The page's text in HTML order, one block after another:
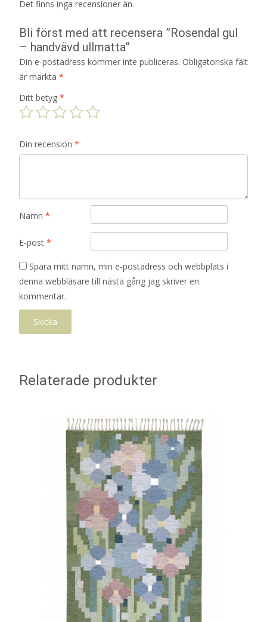
Det finns inga recensioner än.
Bli först med att recensera ”Rosendal gul
– handvävd ullmatta”
Din e-postadress kommer inte publiceras. Obligatoriska fält
är märkta *
Ditt betyg *
Din recension *
Namn *
E-post *
Spara mitt namn, min e-postadress och webbplats i
denna webbläsare till nästa gång jag skriver en
kommentar.
Relaterade produkter